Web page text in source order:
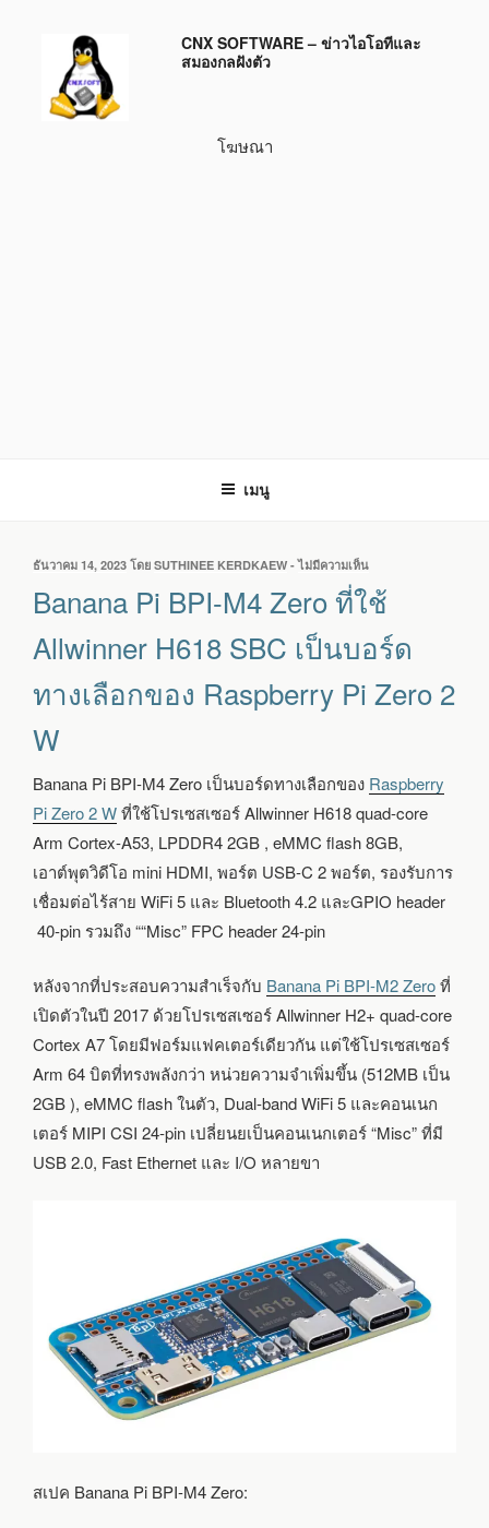
บทความ
CNX SOFTWARE – ข่าวไอโอทีและ
สมองกลฝังตัว
โฆษณา
เมนู
เขียน
ที่
ธันวาคม 14, 2023 โดย SUTHINEE KERDKAEW -ไม่มีความเห็น
BANANA
PI
M4
ที่
ใช้
เป็น
บอร์ด
ทาง
ของ
RASPBERRY
W
Banana Pi BPI-M4 Zero ที่ใช้
Allwinner H618 SBC เป็นบอร์ด
ทางเลือกของ Raspberry Pi Zero 2
W
Banana Pi BPI-M4 Zero เป็นบอร์ดทางเลือกของ Raspberry
Pi Zero 2 Wที่ใช้โปรเซสเซอร์ Allwinner H618 quad-core
Arm Cortex-A53, LPDDR4 2GB , eMMC flash 8GB,
เอาต์พุตวิดีโอ mini HDMI, พอร์ต USB-C 2 พอร์ต, รองรับการ
เชื่อมต่อไร้สาย WiFi 5 และ Bluetooth 4.2 และGPIO header
40-pin รวมถึง ““Misc” FPC header 24-pin
หลังจากที่ประสอบความสำเร็จกับ Banana Pi BPI-M2 Zeroที่
เปิดตัวในปี 2017 ด้วยโปรเซสเซอร์ Allwinner H2+ quad-core
Cortex A7 โดยมีฟอร์มแฟคเตอร์เดียวกัน แต่ใช้โปรเซสเซอร์
Arm 64 บิตที่ทรงพลังกว่า หน่วยความจำเพิ่มขึ้น (512MB เป็น
2GB ), eMMC flash ในตัว, Dual-band WiFi 5 และคอนเนก
เตอร์ MIPI CSI 24-pin เปลี่ยนยเป็นคอนเนกเตอร์ “Misc” ที่มี
USB 2.0, Fast Ethernet และ I/O หลายขา
สเปค Banana Pi BPI-M4 Zero: